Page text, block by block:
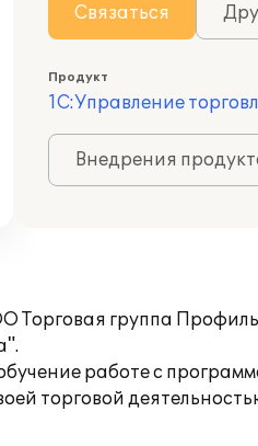
Связаться
Продукт
1С:Управление
Внедрения
Торговая группа
работе с
торговой